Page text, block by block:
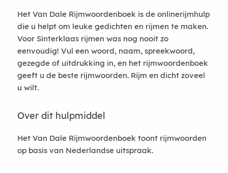
Het Van Dale Rijmwoordenboek is de onlinerijmhulp
die u helpt om leuke gedichten en rijmen te maken.
Voor Sinterklaas rijmen was nog nooit zo
eenvoudig! Vul een woord, naam, spreekwoord,
gezegde of uitdrukking in, en het rijmwoordenboek
geeft u de beste rijmwoorden. Rijm en dicht zoveel
u wilt.
Over dit hulpmiddel
Het Van Dale Rijmwoordenboek toont rijmwoorden
op basis van Nederlandse uitspraak.